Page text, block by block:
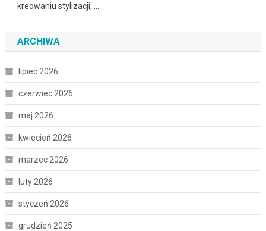
kreowaniu stylizacji, …
ARCHIWA
lipiec 2026
czerwiec 2026
maj 2026
kwiecień 2026
marzec 2026
luty 2026
styczeń 2026
grudzień 2025